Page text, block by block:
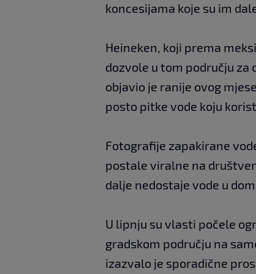
koncesijama koje su im
Heineken, koji prema
dozvole u tom području
objavio je ranije ovog
posto pitke vode koju
Fotografije zapakirane
postale viralne na
dalje nedostaje vode u
U lipnju su vlasti počele
gradskom području na
izazvalo je sporadične